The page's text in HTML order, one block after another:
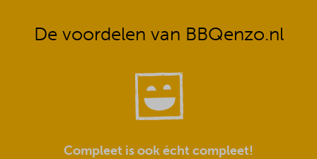
De voordelen van BBQenzo.nl
Compleet is ook écht compleet!